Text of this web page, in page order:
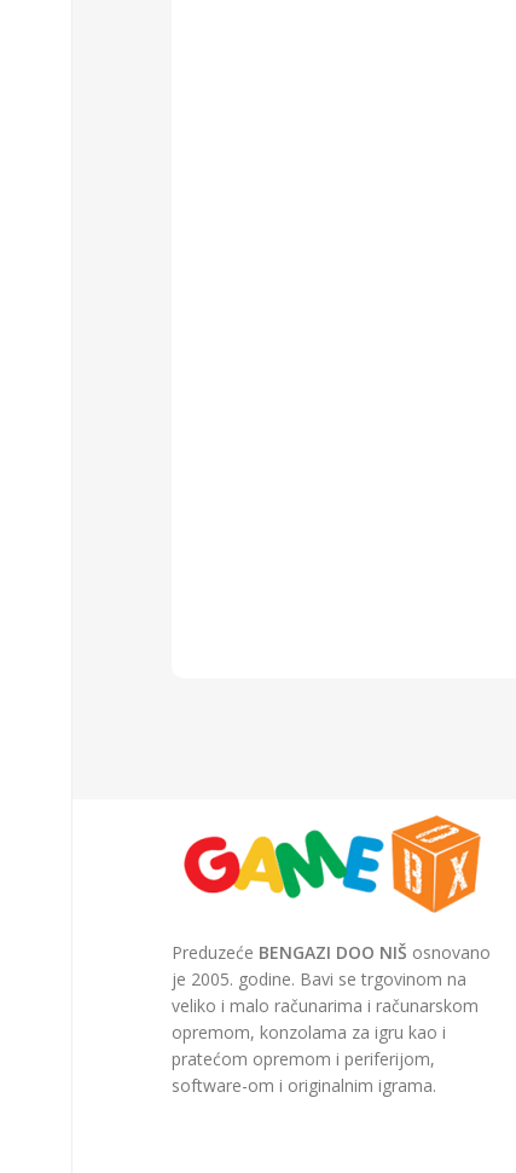
Preduzeće BENGAZI DOO NIŠ osnovano
je 2005. godine. Bavi se trgovinom na
veliko i malo računarima i računarskom
opremom, konzolama za igru kao i
pratećom opremom i periferijom,
software-om i originalnim igrama.